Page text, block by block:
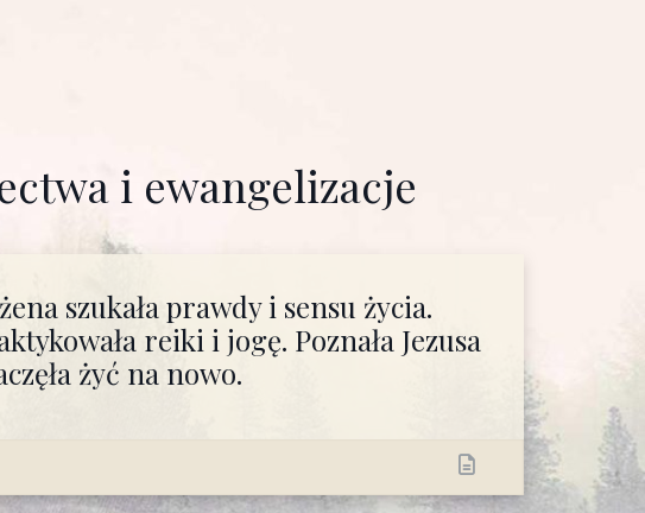
i ewangelizacje
szukała prawdy i sensu życia.
reiki i jogę. Poznała Jezusa
żyć na nowo.